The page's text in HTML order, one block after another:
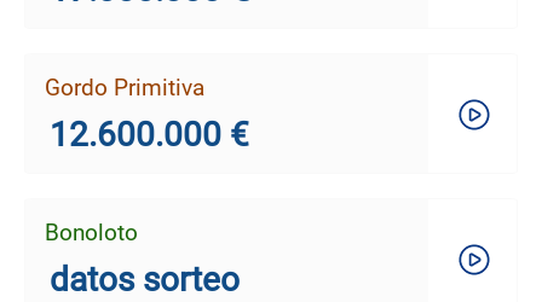
Gordo Primitiva
12.600.000 €
Bonoloto
datos sorteo